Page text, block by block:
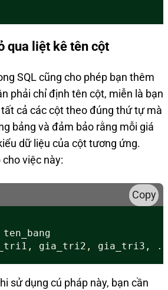
qua liệt kê tên cột
SQL cũng cho phép bạn thêm
phải chỉ định tên cột, miễn là bạn
cả các cột theo đúng thứ tự mà
bảng và đảm bảo rằng mỗi giá
dữ liệu của cột tương ứng.
việc này:
Copy
ten_bang
, gia_tri2 , gia_tri3 ,
sử dụng cú pháp này, bạn cần